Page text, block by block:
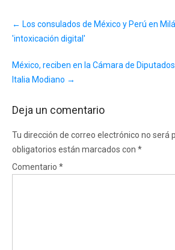
navigation
← Los consulados de México y Perú en
'intoxicación digital'
México, reciben en la Cámara de
Italia Modiano →
Deja un comentario
Tu dirección de correo electrónico no será
obligatorios están marcados con *
Comentario *